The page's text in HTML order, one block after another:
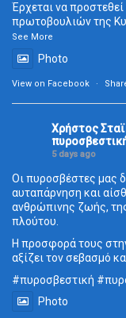
Έρχεται να
πρωτοβουλιών της
See More
Photo
View on Facebook ·
Χρήστος
5 days ago
Οι πυροσβέστες μας
αυταπάρνηση και
ανθρώπινης ζωής,
πλούτου.
Η προσφορά τους
αξίζει τον σεβασμό
#πυροσβεστική
Photo